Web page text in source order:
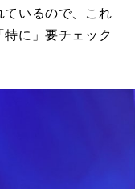
ているので、これ
に」要チェック